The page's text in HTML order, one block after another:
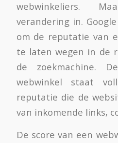
webwinkeliers.
verandering in.
om de reputatie van
te laten wegen in de
de zoekmachine.
webwinkel staat
reputatie die de
van inkomende links,
De score van een